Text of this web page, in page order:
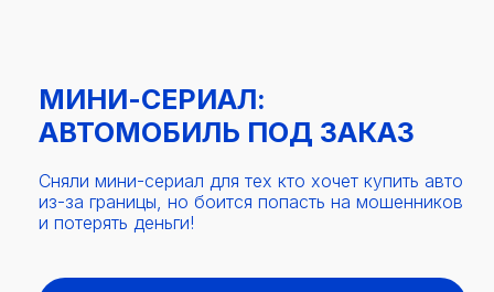
МИНИ-СЕРИАЛ:
АВТОМОБИЛЬ ПОД ЗАКАЗ
Сняли мини-сериал для тех кто хочет купить авто
из-за границы, но боится попасть на мошенников
и потерять деньги!